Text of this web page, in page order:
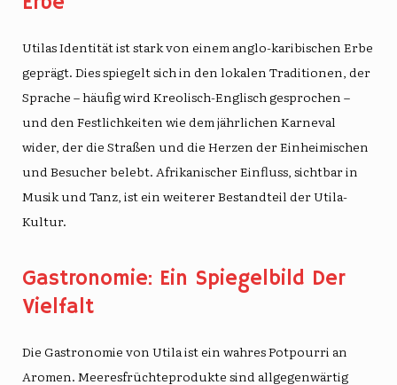
Utilas Identität ist stark von einem anglo-karibischen Erbe
geprägt. Dies spiegelt sich in den lokalen Traditionen, der
Sprache – häufig wird Kreolisch-Englisch gesprochen –
und den Festlichkeiten wie dem jährlichen Karneval
wider, der die Straßen und die Herzen der Einheimischen
und Besucher belebt. Afrikanischer Einfluss, sichtbar in
Musik und Tanz, ist ein weiterer Bestandteil der Utila-
Kultur.
Gastronomie: Ein Spiegelbild Der
Vielfalt
Die Gastronomie von Utila ist ein wahres Potpourri an
Aromen. Meeresfrüchteprodukte sind allgegenwärtig